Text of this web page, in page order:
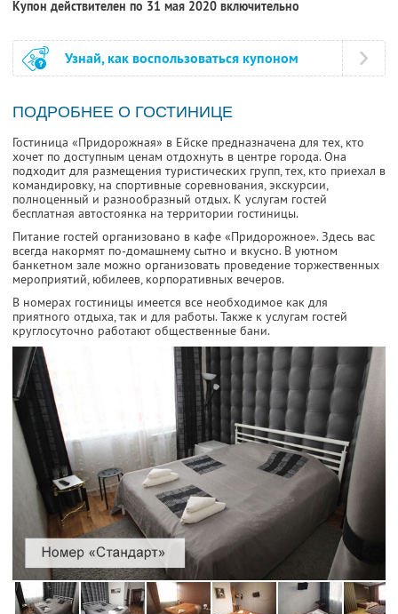
Купон действителен по 31 мая 2020 включительно
Узнай, как воспользоваться купоном
ПОДРОБНЕЕ О ГОСТИНИЦЕ
Гостиница «Придорожная» в Ейске предназначена для тех, кто
хочет по доступным ценам отдохнуть в центре города. Она
подходит для размещения туристических групп, тех, кто приехал в
командировку, на спортивные соревнования, экскурсии,
полноценный и разнообразный отдых. К услугам гостей
бесплатная автостоянка на территории гостиницы.
Питание гостей организовано в кафе «Придорожное». Здесь вас
всегда накормят по-домашнему сытно и вкусно. В уютном
банкетном зале можно организовать проведение торжественных
мероприятий, юбилеев, корпоративных вечеров.
В номерах гостиницы имеется все необходимое как для
приятного отдыха, так и для работы. Также к услугам гостей
круглосуточно работают общественные бани.